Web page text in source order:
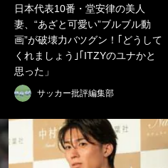
日本代表10番・堂安律の美人
妻、“あざと可愛い”ブルブル動
画”が破壊力バツグン！｢どうして
くれましょう｣｢ITZYのユナかと
思った」
サッカー批評編集部